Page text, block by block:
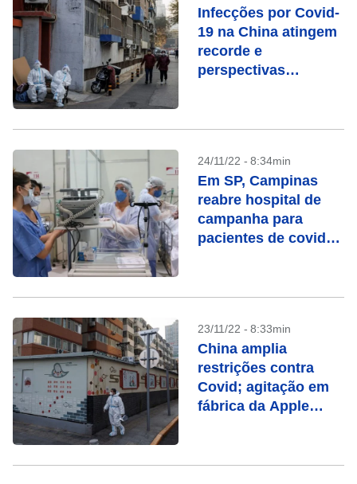
Infecções por Covid-
19 na China atingem
recorde e
perspectivas
24/11/22 - 8:34min
Em SP, Campinas
reabre hospital de
campanha para
pacientes de covid-
23/11/22 - 8:33min
China amplia
restrições contra
Covid; agitação em
fábrica da Apple
economia